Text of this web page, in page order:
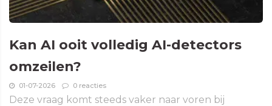
Kan AI ooit volledig AI-detectors
omzeilen?
01-07-2026 0 reacties
Deze vraag komt steeds vaker naar voren bij